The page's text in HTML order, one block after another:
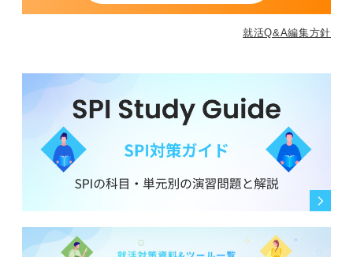
就活Q&A編集方針